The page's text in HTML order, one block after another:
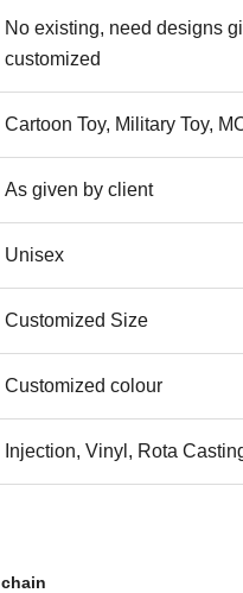
No existing, need designs
customized
Cartoon Toy, Military Toy,
As given by client
Unisex
Customized Size
Customized colour
Injection, Vinyl, Rota